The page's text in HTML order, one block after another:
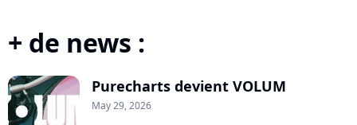
+ de news :
Purecharts devient VOLUM
May 29, 2026